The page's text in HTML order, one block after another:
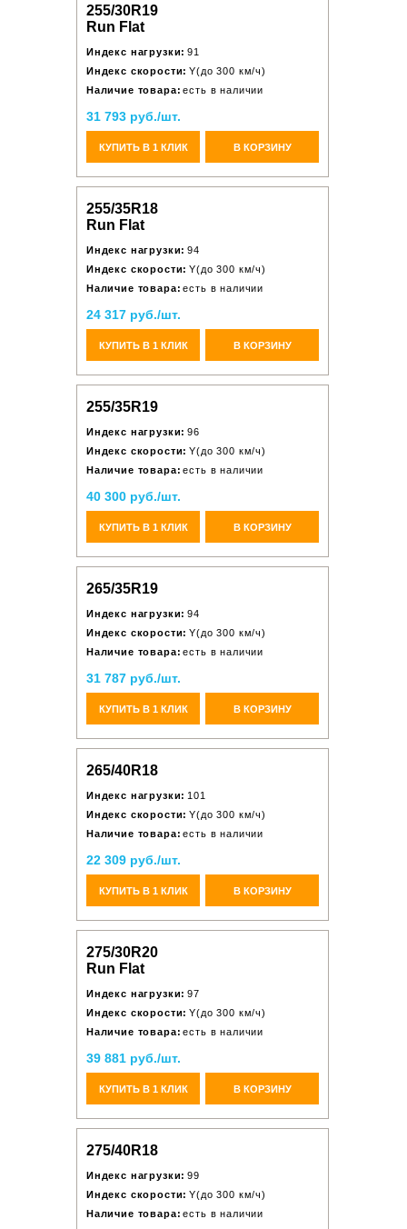
255/30R19
Run Flat
Индекс нагрузки: 91
Индекс скорости: Y(до 300 км/ч)
Наличие товара: есть в наличии
31 793 руб./шт.
КУПИТЬ В 1 КЛИК В КОРЗИНУ
255/35R18
Run Flat
Индекс нагрузки: 94
Индекс скорости: Y(до 300 км/ч)
Наличие товара: есть в наличии
24 317 руб./шт.
КУПИТЬ В 1 КЛИК В КОРЗИНУ
255/35R19
Индекс нагрузки: 96
Индекс скорости: Y(до 300 км/ч)
Наличие товара: есть в наличии
40 300 руб./шт.
КУПИТЬ В 1 КЛИК В КОРЗИНУ
265/35R19
Индекс нагрузки: 94
Индекс скорости: Y(до 300 км/ч)
Наличие товара: есть в наличии
31 787 руб./шт.
КУПИТЬ В 1 КЛИК В КОРЗИНУ
265/40R18
Индекс нагрузки: 101
Индекс скорости: Y(до 300 км/ч)
Наличие товара: есть в наличии
22 309 руб./шт.
КУПИТЬ В 1 КЛИК В КОРЗИНУ
275/30R20
Run Flat
Индекс нагрузки: 97
Индекс скорости: Y(до 300 км/ч)
Наличие товара: есть в наличии
39 881 руб./шт.
КУПИТЬ В 1 КЛИК В КОРЗИНУ
275/40R18
Индекс нагрузки: 99
Индекс скорости: Y(до 300 км/ч)
Наличие товара: есть в наличии